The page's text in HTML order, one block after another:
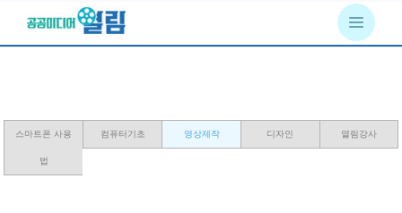
스마트폰 사용
법
컴퓨터기초 영상제작 디자인 열림강사